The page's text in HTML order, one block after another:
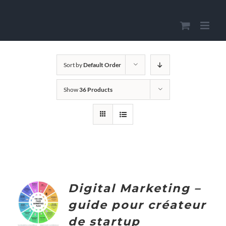
Sort byDefault Order
Show36 Products
ADD TO
CART
/
DETAILS
Digital Marketing –
guide pour créateur
de startup